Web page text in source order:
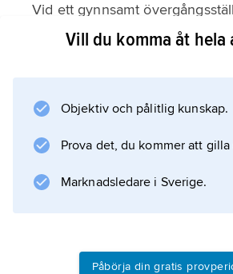
Vid ett gynnsamt
byggde romarna redan på 100-
här riksförsamlingar.
Vill du komma åt hela
Objektiv och pålitlig kunskap.
Prova det, du kommer att gilla
Marknadsledare i Sverige.
Påbörja din gratis